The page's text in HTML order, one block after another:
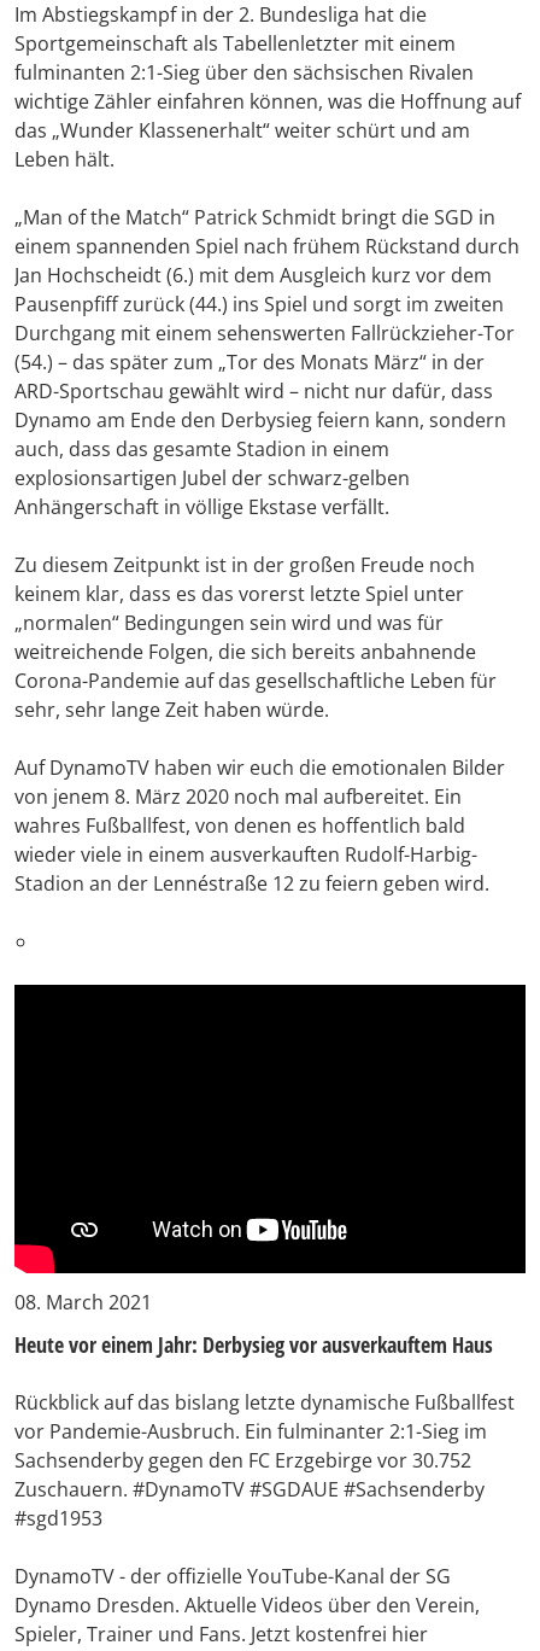
Im Abstiegskampf in der 2. Bundesliga hat die
Sportgemeinschaft als Tabellenletzter mit einem
fulminanten 2:1-Sieg über den sächsischen Rivalen
wichtige Zähler einfahren können, was die Hoffnung auf
das „Wunder Klassenerhalt“ weiter schürt und am
Leben hält.
„Man of the Match“ Patrick Schmidt bringt die SGD in
einem spannenden Spiel nach frühem Rückstand durch
Jan Hochscheidt (6.) mit dem Ausgleich kurz vor dem
Pausenpfiff zurück (44.) ins Spiel und sorgt im zweiten
Durchgang mit einem sehenswerten Fallrückzieher-Tor
(54.) – das später zum „Tor des Monats März“ in der
ARD-Sportschau gewählt wird – nicht nur dafür, dass
Dynamo am Ende den Derbysieg feiern kann, sondern
auch, dass das gesamte Stadion in einem
explosionsartigen Jubel der schwarz-gelben
Anhängerschaft in völlige Ekstase verfällt.
Zu diesem Zeitpunkt ist in der großen Freude noch
keinem klar, dass es das vorerst letzte Spiel unter
„normalen“ Bedingungen sein wird und was für
weitreichende Folgen, die sich bereits anbahnende
Corona-Pandemie auf das gesellschaftliche Leben für
sehr, sehr lange Zeit haben würde.
Auf DynamoTV haben wir euch die emotionalen Bilder
von jenem 8. März 2020 noch mal aufbereitet. Ein
wahres Fußballfest, von denen es hoffentlich bald
wieder viele in einem ausverkauften Rudolf-Harbig-
Stadion an der Lennéstraße 12 zu feiern geben wird.
08. March 2021
Heute vor einem Jahr: Derbysieg vor ausverkauftem Haus
Rückblick auf das bislang letzte dynamische Fußballfest
vor Pandemie-Ausbruch. Ein fulminanter 2:1-Sieg im
Sachsenderby gegen den FC Erzgebirge vor 30.752
Zuschauern. #DynamoTV #SGDAUE #Sachsenderby
#sgd1953
DynamoTV - der offizielle YouTube-Kanal der SG
Dynamo Dresden. Aktuelle Videos über den Verein,
Spieler, Trainer und Fans. Jetzt kostenfrei hier